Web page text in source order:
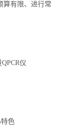
算有限、进行常
特色